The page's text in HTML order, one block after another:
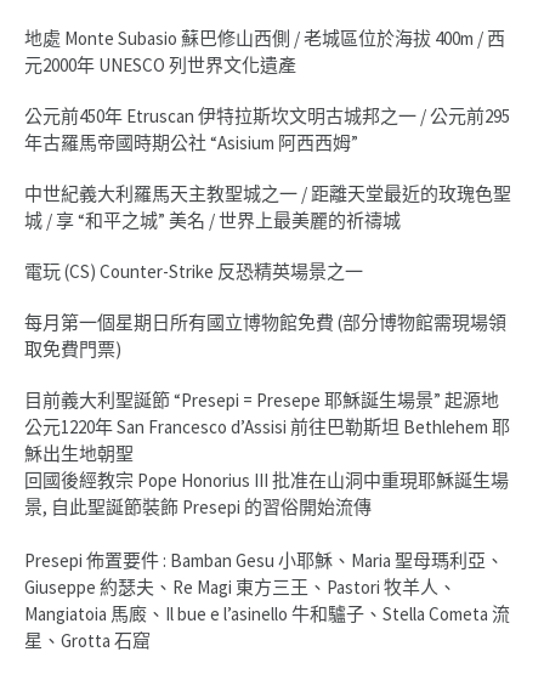
地處 Monte Subasio 蘇巴修山西側 / 老城區位於海拔 400m / 西
元2000年 UNESCO 列世界文化遺產
公元前450年 Etruscan 伊特拉斯坎文明古城邦之一 / 公元前295
年古羅馬帝國時期公社 “Asisium 阿西西姆”
中世紀義大利羅馬天主教聖城之一 / 距離天堂最近的玫瑰色聖
城 / 享 “和平之城” 美名 / 世界上最美麗的祈禱城
電玩 (CS) Counter-Strike 反恐精英場景之一
每月第一個星期日所有國立博物館免費 (部分博物館需現場領
取免費門票)
目前義大利聖誕節 “Presepi = Presepe 耶穌誕生場景” 起源地
公元1220年 San Francesco d’Assisi 前往巴勒斯坦 Bethlehem 耶
穌出生地朝聖
回國後經教宗 Pope Honorius III 批准在山洞中重現耶穌誕生場
景, 自此聖誕節裝飾 Presepi 的習俗開始流傳
Presepi 佈置要件 : Bamban Gesu 小耶穌、Maria 聖母瑪利亞、
Giuseppe 約瑟夫、Re Magi 東方三王、Pastori 牧羊人、
Mangiatoia 馬廄、Il bue e l’asinello 牛和驢子、Stella Cometa 流
星、Grotta 石窟